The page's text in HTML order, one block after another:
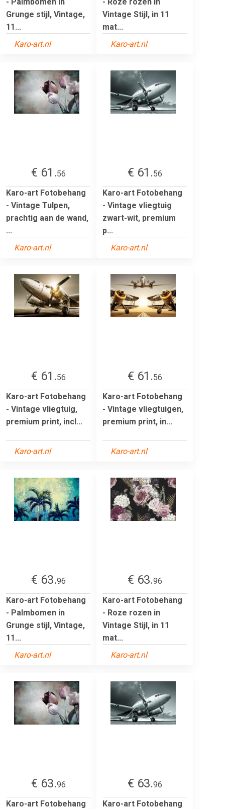
Grunge stijl, Vintage,
11...
Karo-art.nl
Vintage Stijl, in 11
mat...
Karo-art.nl
€ 61.56
Karo-art Fotobehang
- Vintage Tulpen,
prachtig aan de wand,
...
Karo-art.nl
€ 61.56
Karo-art Fotobehang
- Vintage vliegtuig
zwart-wit, premium
p...
Karo-art.nl
€ 61.56
Karo-art Fotobehang
- Vintage vliegtuig,
premium print, incl...
Karo-art.nl
€ 61.56
Karo-art Fotobehang
- Vintage vliegtuigen,
premium print, in...
Karo-art.nl
€ 63.96
Karo-art Fotobehang
- Palmbomen in
Grunge stijl, Vintage,
11...
Karo-art.nl
€ 63.96
Karo-art Fotobehang
- Roze rozen in
Vintage Stijl, in 11
mat...
Karo-art.nl
€ 63.96
Karo-art Fotobehang
€ 63.96
Karo-art Fotobehang